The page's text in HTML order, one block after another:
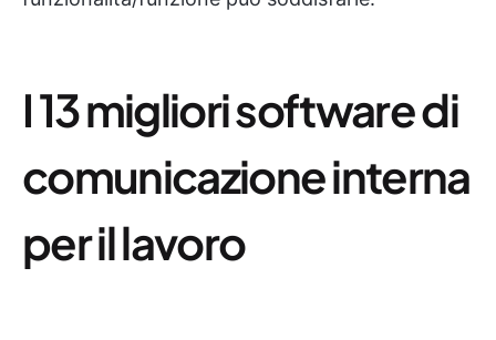
I 13 migliori software di
comunicazione interna
per il lavoro